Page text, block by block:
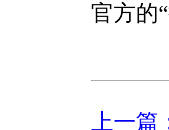
官方的
上一